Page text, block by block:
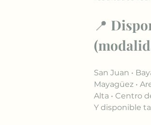
📍
San Juan •
Mayagüez •
Alta • Centro
Y disponible